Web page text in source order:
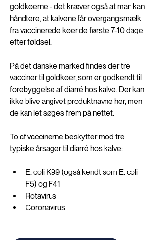
goldkøerne - det kræver også at man kan
håndtere, at kalvene får overgangsmælk
fra vaccinerede køer de første 7-10 dage
efter føldsel.
På det danske marked findes der tre
vacciner til goldkøer, som er godkendt til
forebyggelse af diarré hos kalve. Der kan
ikke blive angivet produktnavne her, men
de kan let søges frem på nettet.
To af vaccinerne beskytter mod tre
typiske årsager til diarré hos kalve:
E. coli K99 (også kendt som E. coli
F5) og F41
Rotavirus
Coronavirus